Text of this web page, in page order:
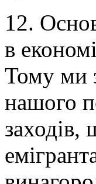
12.
в
Тому ми
нашого
заходів,